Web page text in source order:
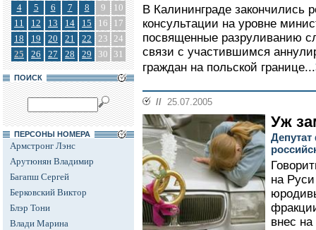
4
5 6 7 8 9
10
11
12 13 14 15 16
17
18
19 20 21 22 23 24
25
26 27 28 29 30 31
ПОИСК
ПЕРСОНЫ НОМЕРА
Армстронг Лэнс
Арутюнян Владимир
Багапш Сергей
Берковский Виктор
Блэр Тони
Влади Марина
В Калининграде закончились
консультации на уровне
посвященные разруливанию
связи с участившимся
граждан на польской границе...
// 25.07.2005
Уж
на
внес